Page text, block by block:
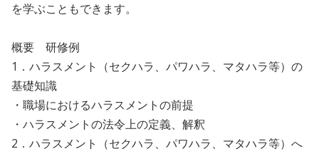
を学ぶこともできます。
概要 研修例
1．ハラスメント（セクハラ、パワハラ、マタハラ等）の
基礎知識
・職場におけるハラスメントの前提
・ハラスメントの法令上の定義、解釈
2．ハラスメント（セクハラ、パワハラ、マタハラ等）へ